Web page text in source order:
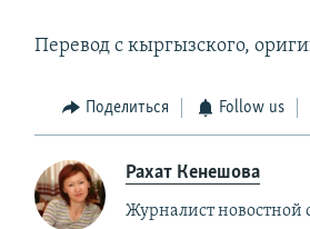
Перевод с кыргызского,
Поделиться Follow us
Рахат Кенешова
Журналист новостной